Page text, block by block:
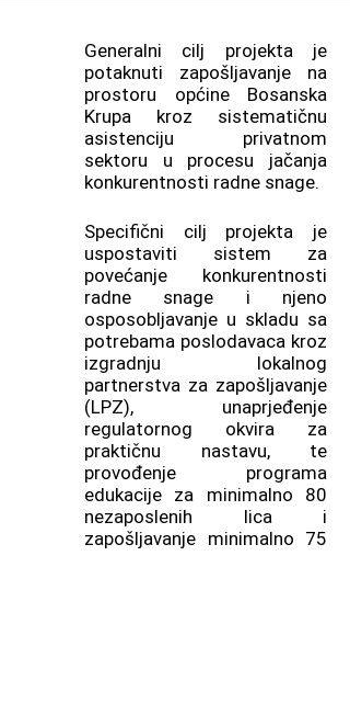
Generalni cilj projekta je
potaknuti zapošljavanje na
prostoru općine Bosanska
Krupa kroz sistematičnu
asistenciju privatnom
sektoru u procesu jačanja
konkurentnosti radne snage.
Specifični cilj projekta je
uspostaviti sistem za
povećanje konkurentnosti
radne snage i njeno
osposobljavanje u skladu sa
potrebama poslodavaca kroz
izgradnju lokalnog
partnerstva za zapošljavanje
(LPZ), unaprjeđenje
regulatornog okvira za
praktičnu nastavu, te
provođenje programa
edukacije za minimalno 80
nezaposlenih lica i
zapošljavanje minimalno 75